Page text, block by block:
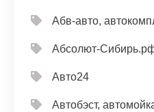
Абв-авто,
Абсолют-
Авто24
Автобэст,